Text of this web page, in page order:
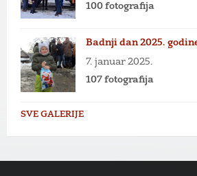
100 fotografija
Badnji dan 2025.
7. januar 2025.
107 fotografija
SVE GALERIJE